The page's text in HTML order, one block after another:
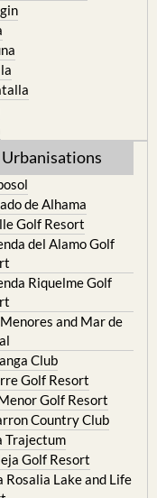
Urbanisations
de Alhama
Golf Resort
del Alamo Golf
Riquelme Golf
and Mar de
Club
Golf Resort
Golf Resort
Country Club
Trajectum
Golf Resort
Rosalia Lake and Life